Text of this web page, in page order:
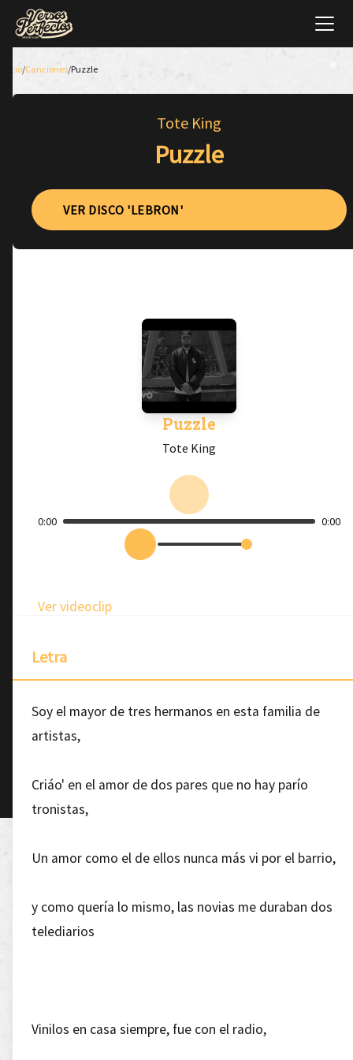
Inicio/Canciones/Puzzle
Tote King
Puzzle
VER DISCO 'LEBRON'
Puzzle
Tote King
0:00 0:00
Ver videoclip
Letra
Soy el mayor de tres hermanos en esta familia de
artistas,
Criáo' en el amor de dos pares que no hay parío
tronistas,
Un amor como el de ellos nunca más vi por el barrio,
y como quería lo mismo, las novias me duraban dos
telediarios
Vinilos en casa siempre, fue con el radio,